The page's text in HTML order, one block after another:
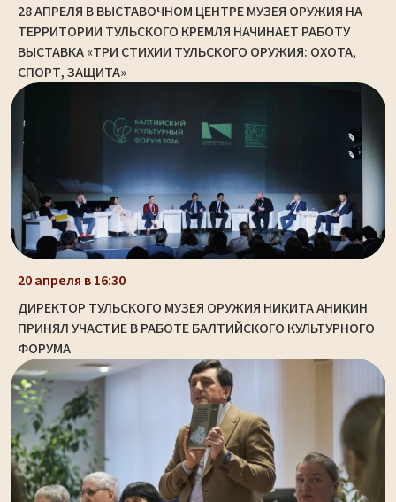
28 АПРЕЛЯ В ВЫСТАВОЧНОМ ЦЕНТРЕ МУЗЕЯ ОРУЖИЯ НА
ТЕРРИТОРИИ ТУЛЬСКОГО КРЕМЛЯ НАЧИНАЕТ РАБОТУ
ВЫСТАВКА «ТРИ СТИХИИ ТУЛЬСКОГО ОРУЖИЯ: ОХОТА,
СПОРТ, ЗАЩИТА»
20 апреля в 16:30
ДИРЕКТОР ТУЛЬСКОГО МУЗЕЯ ОРУЖИЯ НИКИТА АНИКИН
ПРИНЯЛ УЧАСТИЕ В РАБОТЕ БАЛТИЙСКОГО КУЛЬТУРНОГО
ФОРУМА